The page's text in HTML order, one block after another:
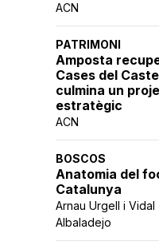
ACN
PATRIMONI
Amposta
Cases del
culmina un
estratègic
ACN
BOSCOS
Anatomia del
Catalunya
Arnau Urgell i Vidal
Albaladejo